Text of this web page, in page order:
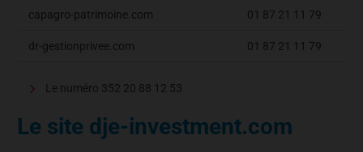
capagro-patrimoine.com 01 87 21 11 79
dr-gestionprivee.com 01 87 21 11 79
Le numéro 352 20 88 12 53
Le site dje-investment.com